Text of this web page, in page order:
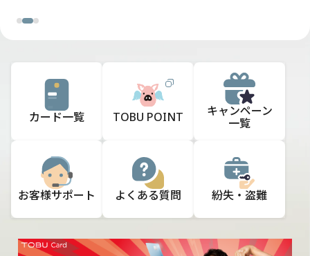
カード一覧 TOBU POINT
キャンペーン
一覧
お客様サポート よくある質問 紛失・盗難